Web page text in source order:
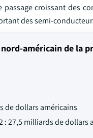
croissant des
des semi-
américain de la
de dollars américains
: 27,5 milliards de dollars